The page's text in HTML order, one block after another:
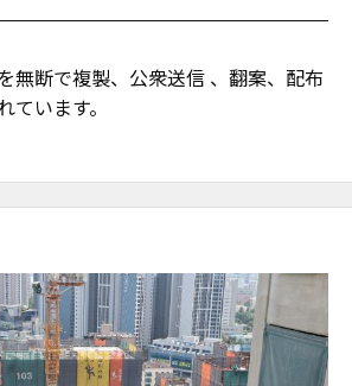
無断で複製、公衆送信 、翻案、配布
います。